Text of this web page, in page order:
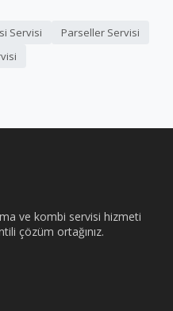
Servisi
Parseller Servisi
ve kombi servisi hizmeti
çözüm ortağınız.